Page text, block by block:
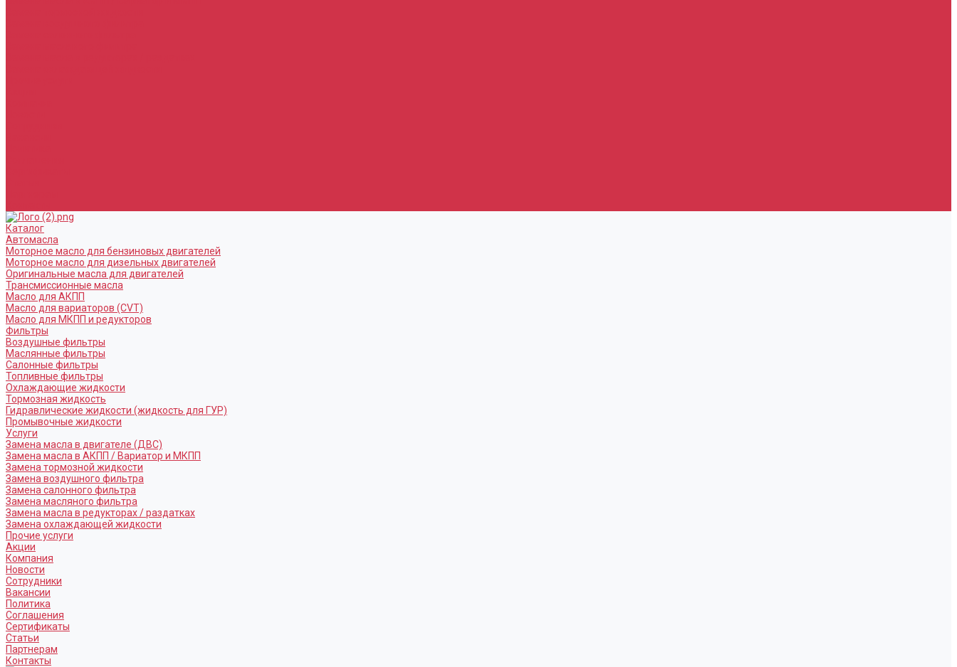
Каталог
Автомасла
Моторное масло для бензиновых двигателей
Моторное масло для дизельных двигателей
Оригинальные масла для двигателей
Трансмиссионные масла
Масло для АКПП
Масло для вариаторов (CVT)
Масло для МКПП и редукторов
Фильтры
Воздушные фильтры
Маслянные фильтры
Салонные фильтры
Топливные фильтры
Охлаждающие жидкости
Тормозная жидкость
Гидравлические жидкости (жидкость для ГУР)
Промывочные жидкости
Услуги
Замена масла в двигателе (ДВС)
Замена масла в АКПП / Вариатор и МКПП
Замена тормозной жидкости
Замена воздушного фильтра
Замена салонного фильтра
Замена масляного фильтра
Замена масла в редукторах / раздатках
Замена охлаждающей жидкости
Прочие услуги
Акции
Компания
Новости
Сотрудники
Вакансии
Политика
Соглашения
Сертификаты
Статьи
Партнерам
Контакты